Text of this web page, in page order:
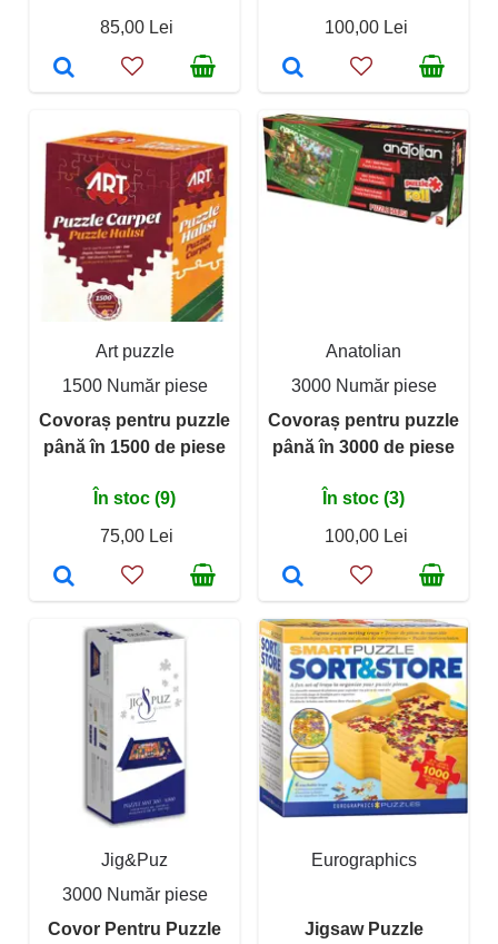
85,00 Lei
100,00 Lei
Art puzzle
1500 Număr piese
Covoraș pentru puzzle
până în 1500 de piese
În stoc (9)
75,00 Lei
Anatolian
3000 Număr piese
Covoraș pentru puzzle
până în 3000 de piese
În stoc (3)
100,00 Lei
Jig&Puz
3000 Număr piese
Covor Pentru Puzzle
Eurographics
Jigsaw Puzzle